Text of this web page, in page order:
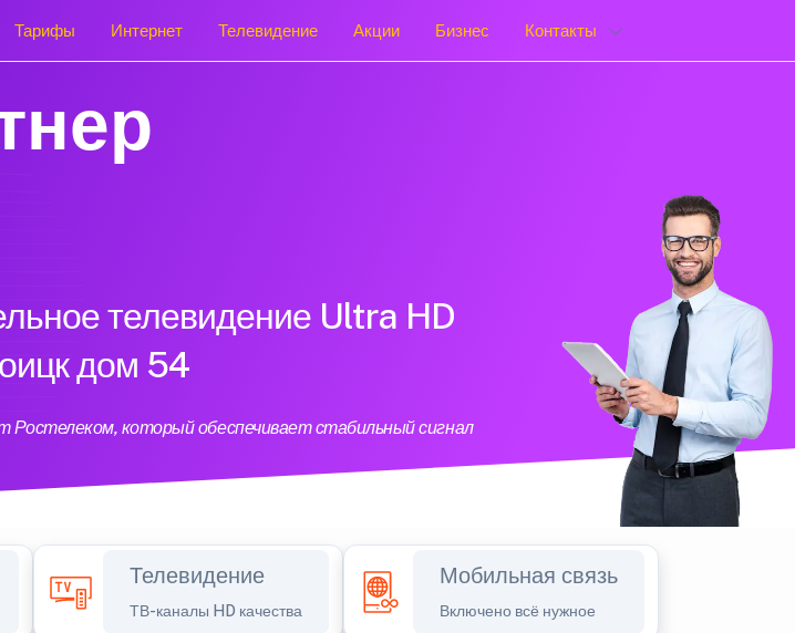
Тарифы Интернет Телевидение Акции Бизнес Контакты
телевидение Ultra HD
дом 54
Ростелеком, который обеспечивает стабильный сигнал
Телевидение
ТВ-каналы HD качества
Мобильная связь
Включено всё нужное